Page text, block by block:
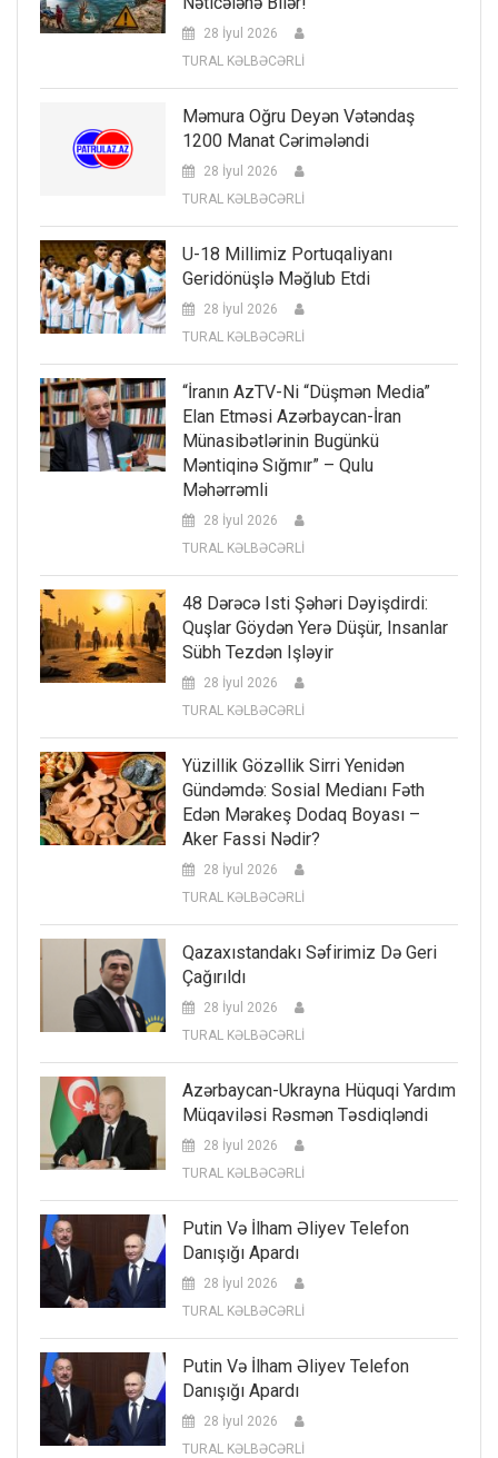
28 İyul 2026
TURAL KƏLBƏCƏRLİ
Məmura Oğru Deyən Vətəndaş
1200 Manat Cərimələndi
28 İyul 2026
TURAL KƏLBƏCƏRLİ
U-18 Millimiz Portuqaliyanı
Geridönüşlə Məğlub Etdi
28 İyul 2026
TURAL KƏLBƏCƏRLİ
“İranın AzTV-Ni “düşmən Media”
Elan Etməsi Azərbaycan-İran
Münasibətlərinin Bugünkü
Məntiqinə Sığmır” – Qulu
Məhərrəmli
28 İyul 2026
TURAL KƏLBƏCƏRLİ
48 Dərəcə Isti Şəhəri Dəyişdirdi:
Quşlar Göydən Yerə Düşür, Insanlar
Sübh Tezdən Işləyir
28 İyul 2026
TURAL KƏLBƏCƏRLİ
Yüzillik Gözəllik Sirri Yenidən
Gündəmdə: Sosial Medianı Fəth
Edən Mərakeş Dodaq Boyası –
Aker Fassi Nədir?
28 İyul 2026
TURAL KƏLBƏCƏRLİ
Qazaxıstandakı Səfirimiz Də Geri
Çağırıldı
28 İyul 2026
TURAL KƏLBƏCƏRLİ
Azərbaycan-Ukrayna Hüquqi Yardım
Müqaviləsi Rəsmən Təsdiqləndi
28 İyul 2026
TURAL KƏLBƏCƏRLİ
Putin Və İlham Əliyev Telefon
Danışığı Apardı
28 İyul 2026
TURAL KƏLBƏCƏRLİ
Putin Və İlham Əliyev Telefon
Danışığı Apardı
28 İyul 2026
TURAL KƏLBƏCƏRLİ